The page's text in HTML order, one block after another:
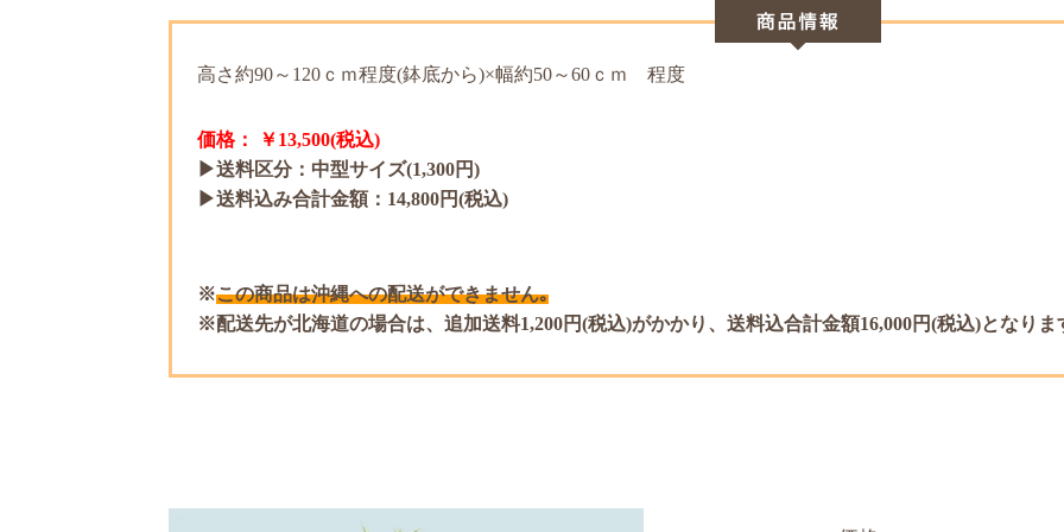
高さ約90～120ｃｍ程度(鉢底から)×幅約50～60ｃｍ 程度
価格： ￥13,500(税込)
▶送料区分：中型サイズ(1,300円)
▶送料込み合計金額：14,800円(税込)
この商品は沖縄への配送ができません｡
配送先が北海道の場合は、追加送料1,200円(税込)がかかり、送料込合計金額16,000円(税込)となりま